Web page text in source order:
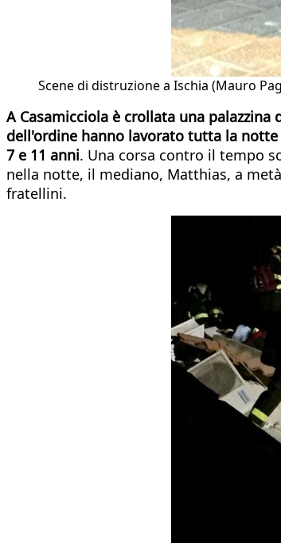
Scene di distruzione a Ischia (Mauro
A Casamicciola è crollata una
dell'ordine hanno lavorato tutta la
7 e 11 anni. Una corsa contro il tempo
nella notte, il mediano, Matthias, a
fratellini.